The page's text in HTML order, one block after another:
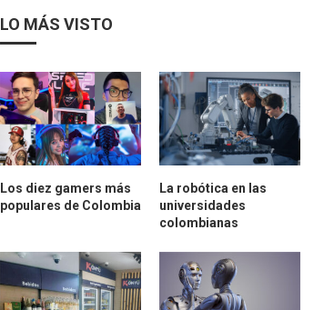
LO MÁS VISTO
Los diez gamers más
populares de Colombia
La robótica en las
universidades
colombianas